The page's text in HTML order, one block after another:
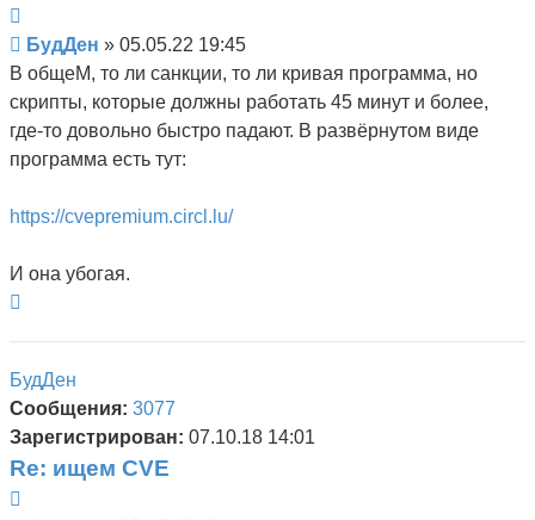
Сообщение
БудДен » 05.05.22 19:45
В общеМ, то ли санкции, то ли кривая программа, но
скрипты, которые должны работать 45 минут и более,
где-то довольно быстро падают. В развёрнутом виде
программа есть тут:
https://cvepremium.circl.lu/
И она убогая.
БудДен
Сообщения: 3077
Зарегистрирован: 07.10.18 14:01
Re: ищем CVE